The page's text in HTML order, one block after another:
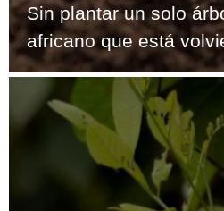
Sin plantar un solo
africano que está